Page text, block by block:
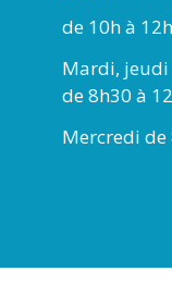
de 10h à
Mardi, jeudi
de 8h30 à
Mercredi de